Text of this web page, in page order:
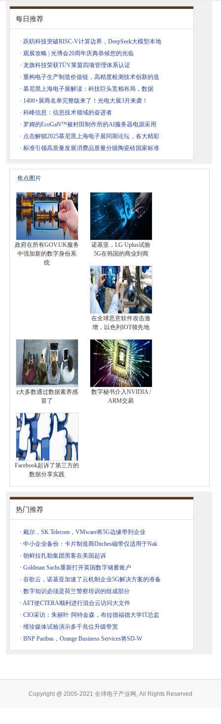
每日推荐
· 跃昉科技突破RISC-V计算边界，DeepSeek大模型本地
· 观展攻略 | 光博会20周年庆典恭候您的光临
· 龙旗科技荣获TÜV莱茵四项管理体系认证
· 重构电子生产制造价值链，高精度检测技术创新的迭
· ​慕尼黑上海电子展解读：科技巨头竞相布局，数据
· 1400+展商名单完整版来了！光电大展3月来袭！
· 科峰信息：信息技术领域的奋进者
· 罗姆的EcoGaN™被村田制作所的AI服务器电源采用
· 点击解锁2025慕尼黑上海电子展同期论坛，各大精彩
· 标准引领高质量发展消费品质量分级陶瓷砖国家标准
焦点图片
政府在所有GOV.UK服务
中强加新的数字身份系
统
诺基亚，LG Uplus试验
5G在韩国的商业到商
在全球恶意软件攻击激
增，以色列IOT领先地
z大多数通过数据素养感
冒了
数字秘书介入NVIDIA /
ARM交易
Facebook起诉了第三方的
数据分享实践
热门推荐
· 戴尔，SK Telecom，VMware将5G边缘带到企业
· 中小企业备份：卡片制造商Ditches磁带仅适用于Nak
· 朝鲜拉扎勒集团黑客在美国起诉
· Goldman Sachs重新打开英国数字储蓄账户
· 谷歌云，诺基亚加速了云机制企业5G解决方案的准备
· 数字知识必须是荷兰警察培训的组成部分
· AET使CTERA顺利进行混合云访问大文件
· CIO采访：朱丽叶·阿特金森，布拉德福德大学IT总监
· 维珍媒体试验演示多千兆位升级带宽
· BNP Paribas，Orange Business Services将SD-W
Copyright @ 2005-2021 全球电子产业网, All Rights Reserved